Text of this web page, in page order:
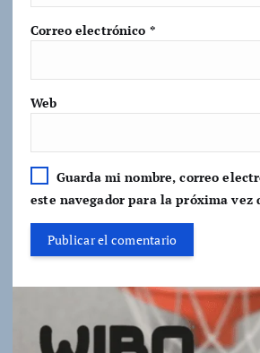
Correo electrónico *
Web
Guarda mi nombre, correo
este navegador para la próxima vez